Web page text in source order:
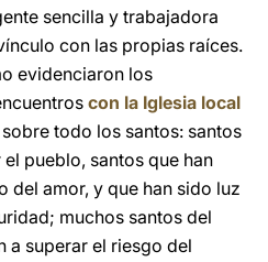
sencilla y trabajadora
con las propias raíces.
evidenciaron los
con la Iglesia local
sobre todo los santos: santos
pueblo, santos que han
del amor, y que han sido luz
muchos santos del
a superar el riesgo del